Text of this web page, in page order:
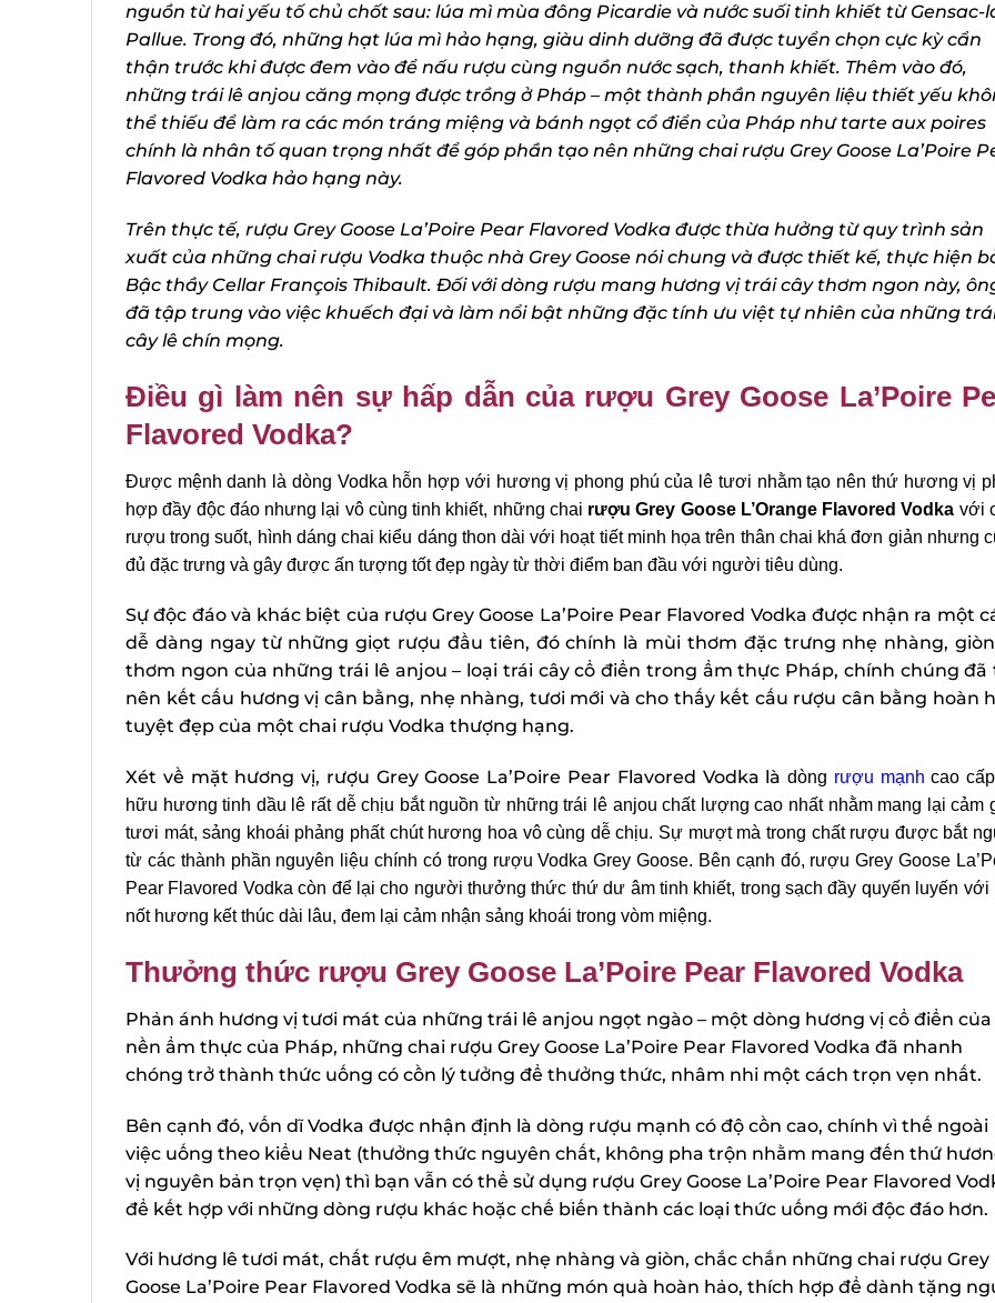
nguồn từ hai yếu tố chủ chốt sau: lúa mì mùa đông Picardie và nước suối tinh khiết từ Gensac-
Pallue. Trong đó, những hạt lúa mì hảo hạng, giàu dinh dưỡng đã được tuyển chọn cực kỳ cẩn
thận trước khi được đem vào để nấu rượu cùng nguồn nước sạch, thanh khiết. Thêm vào đó,
những trái lê anjou căng mọng được trồng ở Pháp – một thành phần nguyên liệu thiết yếu
thể thiếu để làm ra các món tráng miệng và bánh ngọt cổ điển của Pháp như tarte aux poires
chính là nhân tố quan trọng nhất để góp phần tạo nên những chai rượuGrey Goose La’Poire
Flavored Vodkahảo hạng này.
Trên thực tế, rượuGrey Goose La’Poire Pear Flavored Vodkađược thừa hưởng từ quy trình sản
xuất của những chai rượu Vodka thuộc nhà Grey Goose nói chung và được thiết kế, thực hiện
Bậc thầy Cellar François Thibault. Đối với dòng rượu mang hương vị trái cây thơm ngon này, ông
đã tập trung vào việc khuếch đại và làm nổi bật những đặc tính ưu việt tự nhiên của những trái
cây lê chín mọng.
Điều gì làm nên sự hấp dẫn của rượu Grey Goose La’Poire
Flavored Vodka?
Được mệnh danh là dòng Vodka hỗn hợp với hương vị phong phú của lê tươi nhằm tạo nên thứ hương vị
hợp đầy độc đáo nhưng lại vô cùng tinh khiết, những chairượu Grey Goose L’Orange Flavored Vodkavới
rượu trong suốt, hình dáng chai kiểu dáng thon dài với hoạt tiết minh họa trên thân chai khá đơn giản nhưng
đủ đặc trưng và gây được ấn tượng tốt đẹp ngày từ thời điểm ban đầu với người tiêu dùng.
Sự độc đáo và khác biệt của rượu Grey Goose La’Poire Pear Flavored Vodka được nhận ra một
dễ dàng ngay từ những giọt rượu đầu tiên, đó chính là mùi thơm đặc trưng nhẹ nhàng, giòn
thơm ngon của những trái lê anjou – loại trái cây cổ điển trong ẩm thực Pháp, chính chúng đã
nên kết cấu hương vị cân bằng, nhẹ nhàng, tươi mới và cho thấy kết cấu rượu cân bằng hoàn
tuyệt đẹp của một chai rượu Vodka thượng hạng.
Xét về mặt hương vị, rượu Grey Goose La’Poire Pear Flavored Vodka làdòngrượu mạnhcao cấp
hữu hương tinh dầu lê rất dễ chịu bắt nguồn từ những trái lê anjou chất lượng cao nhất nhằm mang lại cảm
tươi mát, sảng khoái phảng phất chút hương hoa vô cùng dễ chịu. Sự mượt mà trong chất rượu được bắt
từ các thành phần nguyên liệu chính có trong rượu Vodka Grey Goose. Bên cạnh đó, rượu Grey Goose
Pear Flavored Vodka còn để lại cho người thưởng thức thứ dư âm tinh khiết, trong sạch đầy quyến luyến với
nốt hương kết thúc dài lâu, đem lại cảm nhận sảng khoái trong vòm miệng.
Thưởng thức rượu Grey Goose La’Poire Pear Flavored Vodka
Phản ánh hương vị tươi mát của những trái lê anjou ngọt ngào – một dòng hương vị cổ điển của
nền ẩm thực của Pháp, những chai rượu Grey Goose La’Poire Pear Flavored Vodka đã nhanh
chóng trở thành thức uống có cồn lý tưởng để thưởng thức, nhâm nhi một cách trọn vẹn nhất.
Bên cạnh đó, vốn dĩ Vodka được nhận định là dòng rượu mạnh có độ cồn cao, chính vì thế ngoài
việc uống theo kiểu Neat (thưởng thức nguyên chất, không pha trộn nhằm mang đến thứ
vị nguyên bản trọn vẹn) thì bạn vẫn có thể sử dụng rượu Grey Goose La’Poire Pear Flavored
để kết hợp với những dòng rượu khác hoặc chế biến thành các loại thức uống mới độc đáo hơn.
Với hương lê tươi mát, chất rượu êm mượt, nhẹ nhàng và giòn, chắc chắn những chai rượu Grey
Goose La’Poire Pear Flavored Vodka sẽ là những món quà hoàn hảo, thích hợp để dành tặng